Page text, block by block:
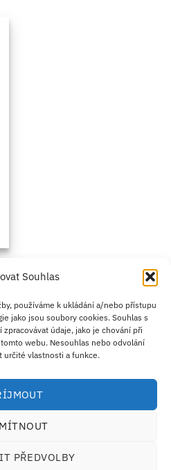
Souhlas
používáme k ukládání a/nebo přístupu
jako jsou soubory cookies. Souhlas s
údaje, jako je chování při
webu. Nesouhlas nebo odvolání
určité vlastnosti a funkce.
PŘEDVOLBY
Apple
Pay
Google
Pay
PayPal
ZÁSADY VRÁCENÍ ZBOŽÍ
O NÁS B2B
IMPRINT
ZÁSADY COOKIES
law office, 1303 Sofia, Bulharsko
support@ecosupplements.eu
(ČOI)· Řešení přeshraničních sporů: